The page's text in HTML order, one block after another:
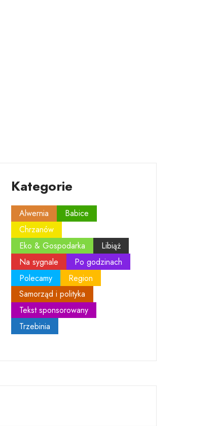
Kategorie
Alwernia
Babice
Chrzanów
Eko & Gospodarka
Libiąż
Na sygnale
Po godzinach
Polecamy
Region
Samorząd i polityka
Tekst sponsorowany
Trzebinia